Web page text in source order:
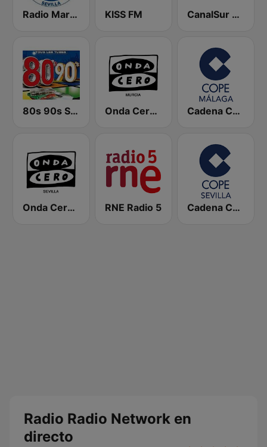
Radio Marca Sevilla KISS FM CanalSur Radio Sevilla
80s 90s Super Pop Hits Onda Cero Murcia Cadena COPE Málaga
Onda Cero Sevilla RNE Radio 5 Cadena COPE Sevilla
Radio Radio Network en
directo